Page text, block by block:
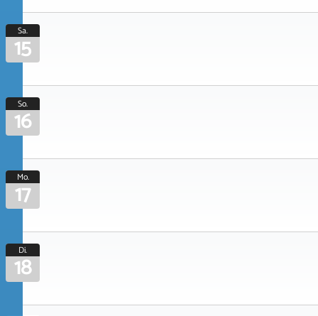
Sa.
15
So.
16
Mo.
17
Di.
18